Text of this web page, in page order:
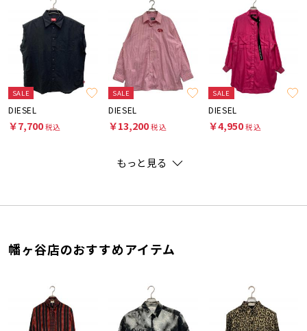
SALE
DIESEL
￥7,700税込
SALE
DIESEL
￥13,200税込
SALE
DIESEL
￥4,950税込
もっと見る
幡ヶ谷店のおすすめアイテム